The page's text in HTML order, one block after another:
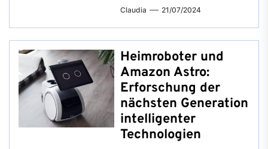
Claudia 21/07/2024
Heimroboter und
Amazon Astro:
Erforschung der
nächsten Generation
intelligenter
Technologien